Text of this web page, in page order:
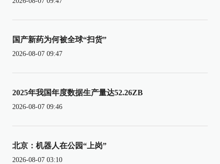
国产新药为何被全球“扫货”
2026-08-07 09:47
2025年我国年度数据生产量达52.26ZB
2026-08-07 09:46
北京：机器人在公园“上岗”
2026-08-07 03:10